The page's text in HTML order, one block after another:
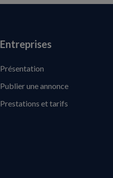
Entreprises
Présentation
Publier une annonce
Prestations et tarifs